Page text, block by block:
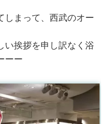
しまって、西武のオー
い挨拶を申し訳なく浴
ーー